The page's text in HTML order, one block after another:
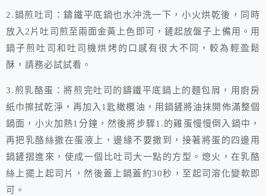
2.鍋煎吐司：鑄鐵平底鍋也水沖洗一下，小火烘乾後，
同時
放入2片吐司煎至兩面金黃上色即可，鏟起放盤子上備用。用
鍋子煎吐司和吐司機烘烤的口感有很大不同，較為輕盈鬆
酥，請務必試試看。
3.煎乳酪蛋：將煎完吐司的鑄鐵平底鍋上的麵包屑，用廚房
紙巾擦拭乾淨，再加入 1匙橄欖油，用鍋鏟將油抹開佈滿整個
鍋面，小火加熱1分鐘，然後將步驟1.的雞蛋慢慢倒入鍋中，
再把乳酪絲撒在蛋液上，邊緣不要撒到，接著將蛋的四邊用
鍋鏟摺進來，使成一個比吐司大一點的方型。熄火，在乳酪
絲上擺上起司片，然後蓋上鍋蓋約30秒，至起司溶化變軟即
可。